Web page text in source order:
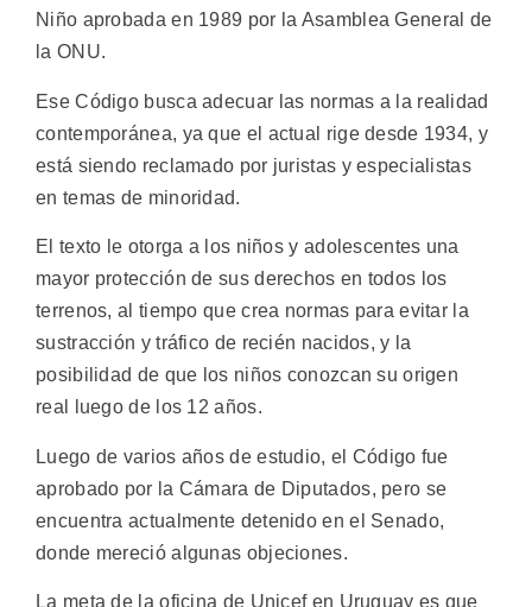
Niño aprobada en 1989 por la Asamblea General de
la ONU.
Ese Código busca adecuar las normas a la realidad
contemporánea, ya que el actual rige desde 1934, y
está siendo reclamado por juristas y especialistas
en temas de minoridad.
El texto le otorga a los niños y adolescentes una
mayor protección de sus derechos en todos los
terrenos, al tiempo que crea normas para evitar la
sustracción y tráfico de recién nacidos, y la
posibilidad de que los niños conozcan su origen
real luego de los 12 años.
Luego de varios años de estudio, el Código fue
aprobado por la Cámara de Diputados, pero se
encuentra actualmente detenido en el Senado,
donde mereció algunas objeciones.
La meta de la oficina de Unicef en Uruguay es que